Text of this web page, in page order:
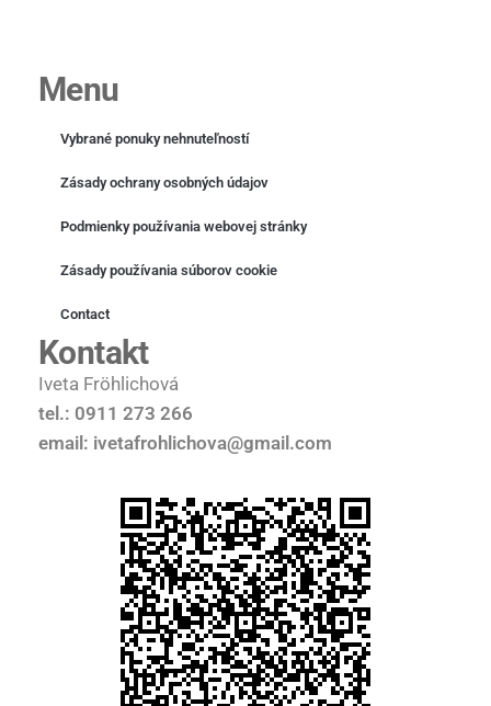
Menu
Vybrané ponuky nehnuteľností
Zásady ochrany osobných údajov
Podmienky používania webovej stránky
Zásady používania súborov cookie
Contact
Kontakt
Iveta Fröhlichová
tel.: 0911 273 266
email: ivetafrohlichova@gmail.com